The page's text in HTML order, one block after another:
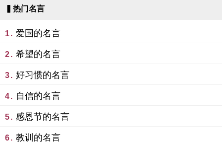
▍热门名言
1. 爱国的名言
2. 希望的名言
3. 好习惯的名言
4. 自信的名言
5. 感恩节的名言
6. 教训的名言